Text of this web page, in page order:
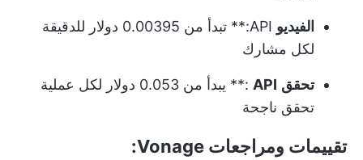
الفيديو API
:** تبدأ من 0.00395 دولار للدقيقة
لكل مشارك
تحقق API
:** يبدأ من 0.053 دولار لكل عملية
تحقق ناجحة
تقييمات ومراجعات Vonage: